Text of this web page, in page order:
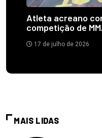
Atleta acreano
competição de
17 de julho de 2026
MAIS LIDAS